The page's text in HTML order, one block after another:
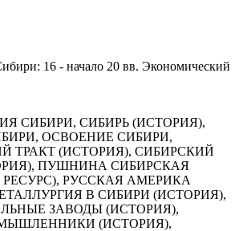
16 - начало 20 вв. Экономический
СИБИРИ, СИБИРЬ (ИСТОРИЯ),
ОСВОЕНИЕ СИБИРИ,
ТРАКТ (ИСТОРИЯ), СИБИРСКИЙ
ПУШНИНА СИБИРСКАЯ
РУССКАЯ АМЕРИКА
В СИБИРИ (ИСТОРИЯ),
ЗАВОДЫ (ИСТОРИЯ),
(ИСТОРИЯ),